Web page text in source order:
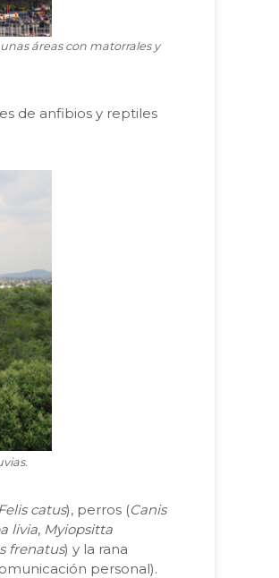
áreas con matorrales y
de anfibios y reptiles
Felis catus), perros (Canis
livia, Myiopsitta
frenatus) y la rana
personal).